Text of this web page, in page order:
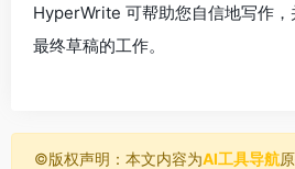
HyperWrite 可帮助您自信地写作
最终草稿的工作。
©️版权声明：本文内容为AI工具导航